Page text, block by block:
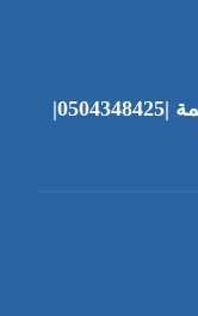
شركة تنظيف كنب في راس الخيمة |0504348425|